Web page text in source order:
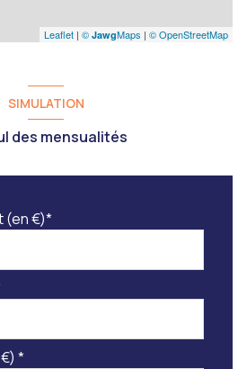
Leaflet | © JawgMaps | © OpenStreetMap
SIMULATION
des mensualités
(en €)*
*